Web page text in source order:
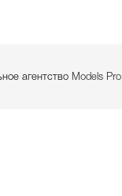
агентство Models Pro